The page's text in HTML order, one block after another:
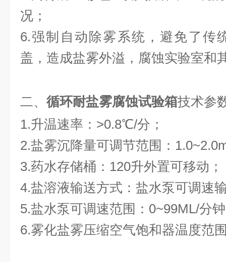
况；
6.强制自动除雾系统，避免了传
盖，造成盐雾外溢，腐蚀实验室和
二、 循环耐盐雾腐蚀试验箱技术参
1.升温速率：>0.8℃/分；
2.盐雾沉降量可调节范围：
3.药水存储桶：120升外置可移动；
4.盐溶液输送方式：盐水泵可调速
5.盐水泵可调速范围：0~99ML/分
6.雾化盐雾压缩空气饱和器温度范